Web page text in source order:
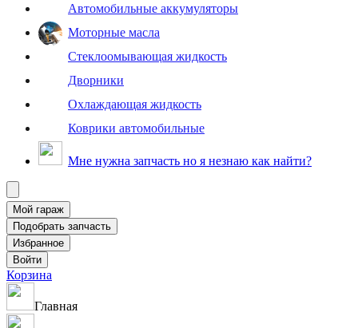
Автомобильные аккумуляторы
Моторные масла
Стеклоомывающая жидкость
Дворники
Охлаждающая жидкость
Коврики автомобильные
Мне нужна запчасть но я незнаю как найти?
Корзина
Главная